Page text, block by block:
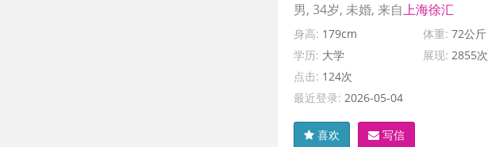
男, 34岁, 未婚, 来自上海徐汇
身高: 179cm 体重: 72公斤
学历: 大学 展现: 2855次
点击: 124次
最近登录: 2026-05-04
喜欢 写信